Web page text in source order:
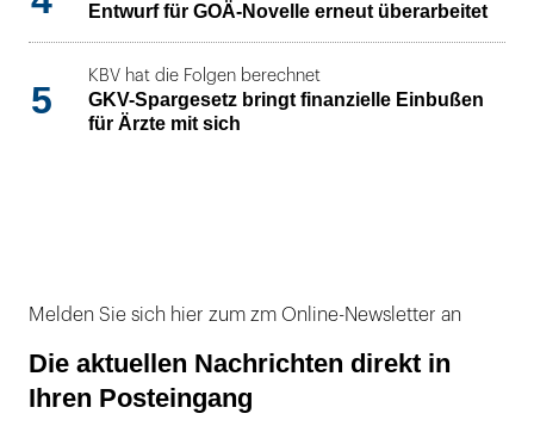
Entwurf für GOÄ-Novelle erneut überarbeitet
5
KBV hat die Folgen berechnet
GKV-Spargesetz bringt finanzielle Einbußen
für Ärzte mit sich
Melden Sie sich hier zum zm Online-Newsletter an
Die aktuellen Nachrichten direkt in
Ihren Posteingang